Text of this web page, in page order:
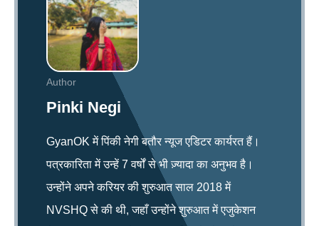
Author
Pinki Negi
GyanOK में पिंकी नेगी बतौर न्यूज एडिटर कार्यरत हैं।
पत्रकारिता में उन्हें 7 वर्षों से भी ज़्यादा का अनुभव है।
उन्होंने अपने करियर की शुरुआत साल 2018 में
NVSHQ से की थी, जहाँ उन्होंने शुरुआत में एजुकेशन